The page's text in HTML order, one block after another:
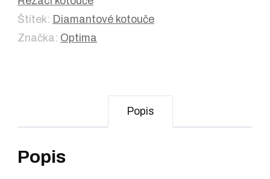
Štítek: Diamantové kotouče
Značka: Optima
Popis
Popis